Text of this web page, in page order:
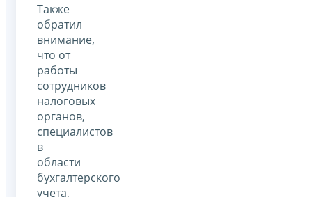
Также
обратил
внимание,
что от
работы
сотрудников
налоговых
органов,
специалистов
в
области
бухгалтерского
учета,